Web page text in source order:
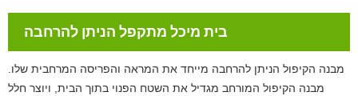
בית מיכל מתקפל הניתן להרחבה
מבנה הקיפול הניתן להרחבה מייחד את המראה והפריסה המרחבית שלו.
מבנה הקיפול המורחב מגדיל את השטח הפנוי בתוך הבית, ויוצר חלל